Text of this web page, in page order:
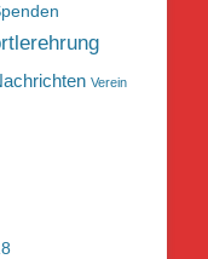
Verein